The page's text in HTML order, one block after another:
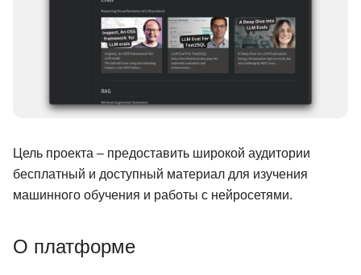
Цель проекта – предоставить широкой аудитории
бесплатный и доступный материал для изучения
машинного обучения и работы с нейросетями.
О платформе
Акции и промокоды